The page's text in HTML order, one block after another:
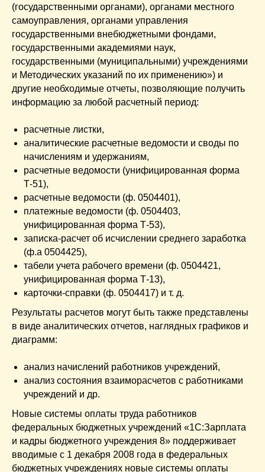
(государственными органами), органами местного
самоуправления, органами управления
государственными внебюджетными фондами,
государственными академиями наук,
государственными (муниципальными) учреждениями
и Методических указаний по их применению») и
другие необходимые отчеты, позволяющие получить
информацию за любой расчетный период:
расчетные листки,
аналитические расчетные ведомости и своды по
начислениям и удержаниям,
расчетные ведомости (унифицированная форма
Т-51),
расчетные ведомости (ф. 0504401),
платежные ведомости (ф. 0504403,
унифицированная форма Т-53),
записка-расчет об исчислении среднего заработка
(ф.а 0504425),
табели учета рабочего времени (ф. 0504421,
унифицированная форма Т-13),
карточки-справки (ф. 0504417) и т. д.
Результаты расчетов могут быть также представлены
в виде аналитических отчетов, наглядных графиков и
диаграмм:
анализ начислений работников учреждений,
анализ состояния взаиморасчетов с работниками
учреждений и др.
Новые системы оплаты труда работников
федеральных бюджетных учреждений «1С:Зарплата
и кадры бюджетного учреждения 8» поддерживает
вводимые с 1 декабря 2008 года в федеральных
бюджетных учреждениях новые системы оплаты